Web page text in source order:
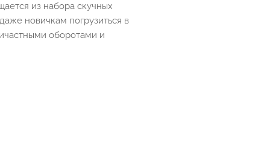
из набора скучных
новичкам погрузиться в
оборотами и